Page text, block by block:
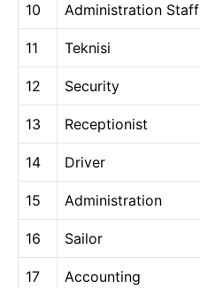
10 Administration Staff
11 Teknisi
12 Security
13 Receptionist
14 Driver
15 Administration
16 Sailor
17 Accounting